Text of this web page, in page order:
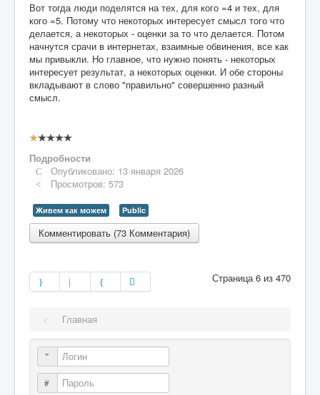
Вот тогда люди поделятся на тех, для кого =4 и тех, для
кого =5. Потому что некоторых интересует смысл того что
делается, а некоторых - оценки за то что делается. Потом
начнутся срачи в интернетах, взаимные обвинения, все как
мы привыкли. Но главное, что нужно понять - некоторых
интересует результат, а некоторых оценки. И обе стороны
вкладывают в слово "правильно" совершенно разный
смысл.
Рейтинг:
Подробности
Опубликовано: 13 января 2026
Просмотров: 573
Живем как можем Public
Комментировать (73 Комментария)
Страница 6 из 470
Главная
Логин
Пароль